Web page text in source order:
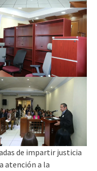
de impartir justicia
atención a la